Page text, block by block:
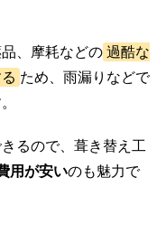
、摩耗などの 過酷な
ため、雨漏りなどで
るので、葺き替え工
用が安いのも魅力で